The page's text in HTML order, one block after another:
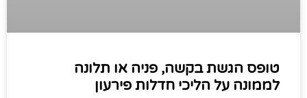
טופס הגשת בקשה, פניה או תלונה
לממונה על הליכי חדלות פירעון